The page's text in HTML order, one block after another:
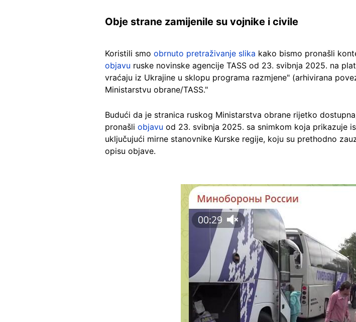
Obje strane zamijenile su vojnike i civile
Koristili smo obrnuto pretraživanje slika kako bismo pronašli
objavu ruske novinske agencije TASS od 23. svibnja 2025. na
vraćaju iz Ukrajine u sklopu programa razmjene" (arhivirana
Ministarstvu obrane/TASS."
Budući da je stranica ruskog Ministarstva obrane rijetko
pronašli objavu od 23. svibnja 2025. sa snimkom koja prikazuje
uključujući mirne stanovnike Kurske regije, koju su prethodno
opisu objave.